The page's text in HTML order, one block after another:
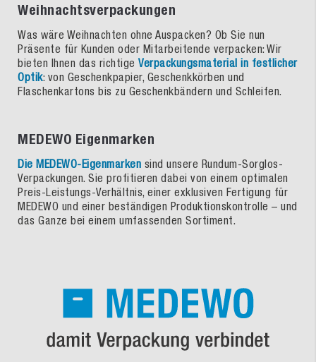
Weihnachtsverpackungen
Was wäre Weihnachten ohne Auspacken? Ob Sie nun
Präsente für Kunden oder Mitarbeitende verpacken: Wir
bieten Ihnen das richtige Verpackungsmaterial in festlicher
Optik: von Geschenkpapier, Geschenkkörben und
Flaschenkartons bis zu Geschenkbändern und Schleifen.
MEDEWO Eigenmarken
Die MEDEWO-Eigenmarken sind unsere Rundum-Sorglos-
Verpackungen. Sie profitieren dabei von einem optimalen
Preis-Leistungs-Verhältnis, einer exklusiven Fertigung für
MEDEWO und einer beständigen Produktionskontrolle – und
das Ganze bei einem umfassenden Sortiment.